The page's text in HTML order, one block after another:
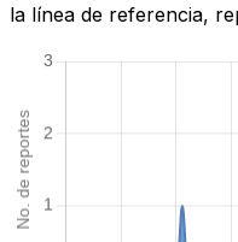
la línea de referencia,